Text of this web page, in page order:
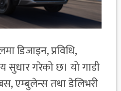
डिजाइन, प्रविधि,
सुधार गरेको छ। यो गाडी
एम्बुलेन्स तथा डेलिभरी